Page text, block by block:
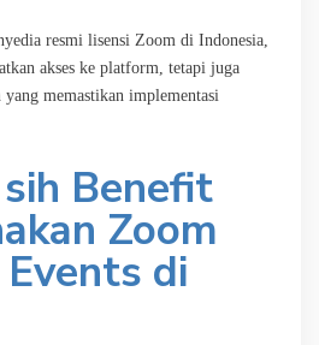
resmi lisensi Zoom di Indonesia,
akses ke platform, tetapi juga
memastikan implementasi
Benefit
Zoom
di